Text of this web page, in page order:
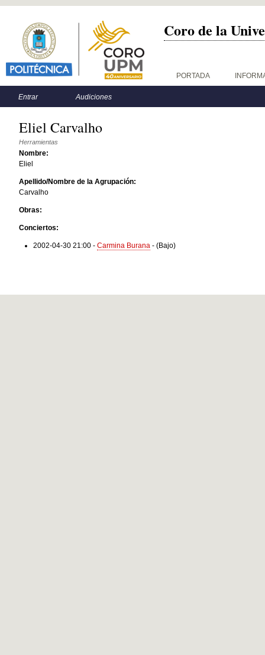
Coro de la
Menú principal PORTADA
Menú secundario
Entrar Audiciones
Eliel Carvalho
Herramientas
Nombre:
Eliel
Apellido/Nombre de la Agrupación:
Carvalho
Obras:
Conciertos:
2002-04-30 21:00 - Carmina Burana - (Bajo)